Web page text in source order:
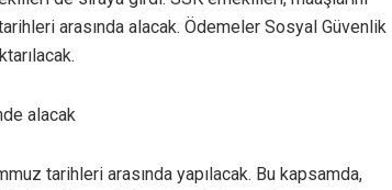
arasında alacak. Ödemeler Sosyal Güvenlik
alacak
tarihleri arasında yapılacak. Bu kapsamda,